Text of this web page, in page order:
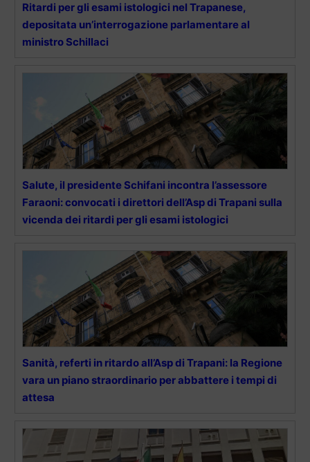
Ritardi per gli esami istologici nel Trapanese,
depositata un’interrogazione parlamentare al
ministro Schillaci
Salute, il presidente Schifani incontra l’assessore
Faraoni: convocati i direttori dell’Asp di Trapani sulla
vicenda dei ritardi per gli esami istologici
Sanità, referti in ritardo all’Asp di Trapani: la Regione
vara un piano straordinario per abbattere i tempi di
attesa